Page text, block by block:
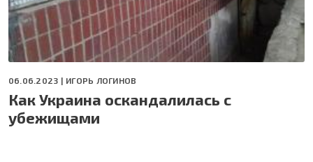
06.06.2023 | ИГОРЬ ЛОГИНОВ
Как Украина оскандалилась с
убежищами